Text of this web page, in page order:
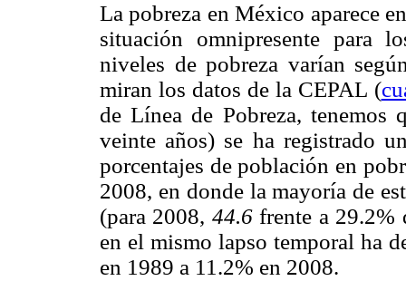
La pobreza en México aparece
situación omnipresente para
niveles de pobreza varían
miran los datos de la CEPAL (
de Línea de Pobreza,
veinte años) se ha registrado
porcentajes de población en
2008, en donde la mayoría de
(para 2008, 44.6frente a 29.2%
en el mismo lapso temporal ha
en 1989 a 11.2% en 2008.